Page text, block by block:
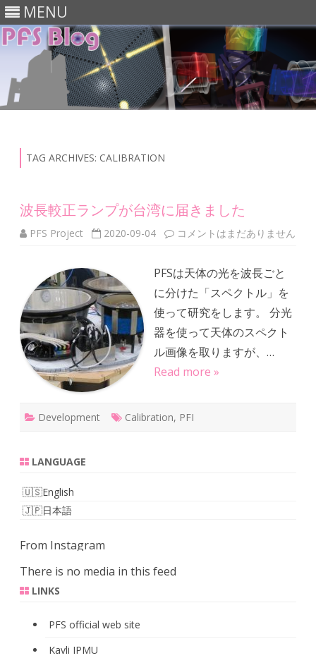
MENU
TAG ARCHIVES: CALIBRATION
波長較正ランプが台湾に届きました
PFS Project 2020-09-04 波
長
ラ
ン
プ
が
台
湾
に
届
き
ま
し
た
コメントはまだありません
PFSは天体の光を波長ごと
に分けた「スペクトル」を
使って研究をします。 分光
器を使って天体のスペクト
ル画像を取りますが、…
Read more »
Development Calibration, PFI
LANGUAGE
English
日本語
From Instagram
There is no media in this feed
LINKS
PFS official web site
Kavli IPMU